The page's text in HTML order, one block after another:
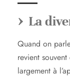
La
Quand on
revient
largement à